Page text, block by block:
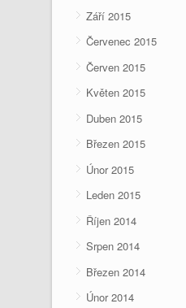
Září 2015
Červenec 2015
Červen 2015
Květen 2015
Duben 2015
Březen 2015
Únor 2015
Leden 2015
Říjen 2014
Srpen 2014
Březen 2014
Únor 2014